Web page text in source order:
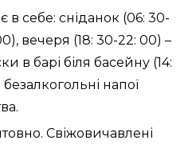
в себе: сніданок (06: 30-
вечеря (18: 30-22: 00) –
в барі біля басейну (14:
безалкогольні напої
Свіжовичавлені